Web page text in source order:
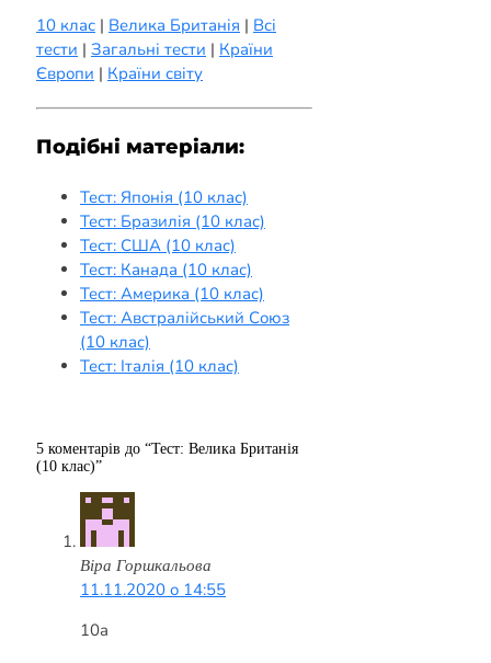
10 клас | Велика Британія | Всі
тести | Загальні тести | Країни
Європи | Країни світу
Подібні матеріали:
Тест: Японія (10 клас)
Тест: Бразилія (10 клас)
Тест: США (10 клас)
Тест: Канада (10 клас)
Тест: Америка (10 клас)
Тест: Австралійський Союз
(10 клас)
Тест: Італія (10 клас)
5 коментарів до “Тест: Велика Британія
(10 клас)”
Віра Горшкальова
11.11.2020 о 14:55
10a